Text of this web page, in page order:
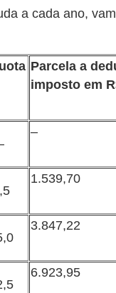
a cada ano,
Parcela a
imposto em
–
1.539,70
3.847,22
6.923,95